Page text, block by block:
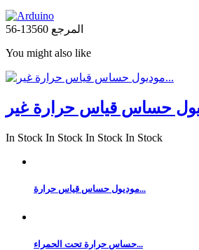
المرجع 13560-56
You might also like
In Stock In Stock In Stock In Stock
موديول حساس قياس حرارة...
حساس حرارة تحت الحمراء...